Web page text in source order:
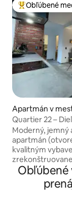
Obľúbené
Apartmán v
allenberg
Quartier 22 –
Moderný, jemný
apartmán
kvalitným
dielni. Plne
apartmán
rozlohou 40 m²
Obľúbené